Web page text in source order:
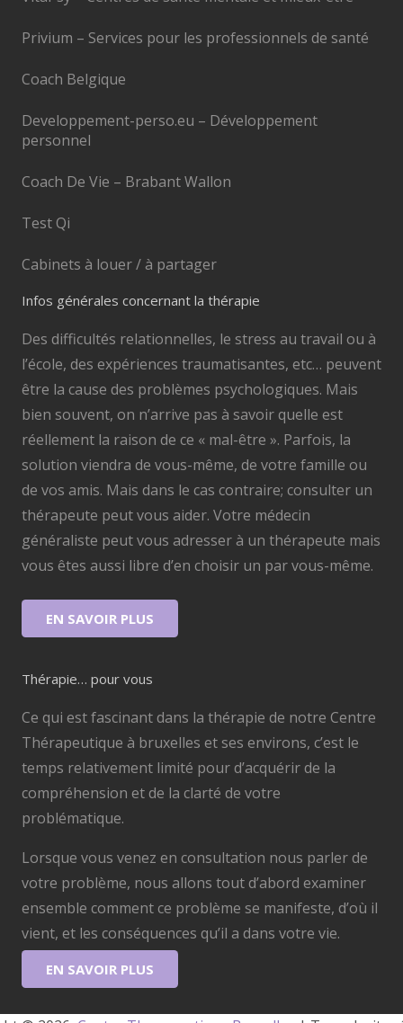
Privium – Services pour les professionnels de santé
Coach Belgique
Developpement-perso.eu – Développement
personnel
Coach De Vie – Brabant Wallon
Test Qi
Cabinets à louer / à partager
Infos générales concernant la thérapie
Des difficultés relationnelles, le stress au travail ou à
l’école, des expériences traumatisantes, etc… peuvent
être la cause des problèmes psychologiques. Mais
bien souvent, on n’arrive pas à savoir quelle est
réellement la raison de ce « mal-être ». Parfois, la
solution viendra de vous-même, de votre famille ou
de vos amis. Mais dans le cas contraire; consulter un
thérapeute peut vous aider. Votre médecin
généraliste peut vous adresser à un thérapeute mais
vous êtes aussi libre d’en choisir un par vous-même.
EN SAVOIR PLUS
Thérapie… pour vous
Ce qui est fascinant dans la thérapie de notre Centre
Thérapeutique à bruxelles et ses environs, c’est le
temps relativement limité pour d’acquérir de la
compréhension et de la clarté de votre
problématique.
Lorsque vous venez en consultation nous parler de
votre problème, nous allons tout d’abord examiner
ensemble comment ce problème se manifeste, d’où il
vient, et les conséquences qu’il a dans votre vie.
EN SAVOIR PLUS